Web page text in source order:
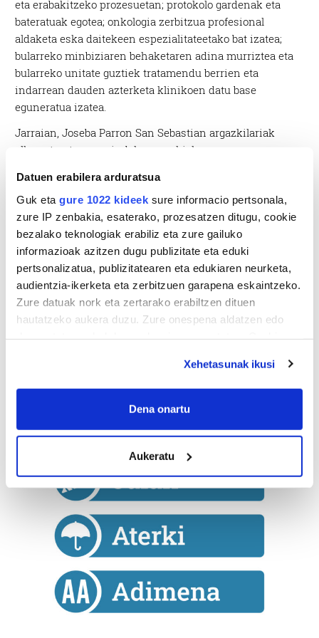
Datuen erabilera arduratsua
Guk eta gure 1022 kideek sure informacio pertsonala,
zure IP zenbakia, esaterako, prozesatzen ditugu, cookie
bezalako teknologiak erabiliz eta zure gailuko
informazioak azitzen dugu publizitate eta eduki
pertsonalizatua, publizitatearen eta edukiaren neurketa,
audientzia-ikerketa eta zerbitzuen garapena eskaintzeko.
Zure datuak nork eta zertarako erabiltzen dituen
hautatzeko aukera duzu. Zure onespena aldatzen edo
If you allow, we would also like to:
Collect information about your geographical
meters
Identify your device by actively scanning it for
specific characteristics (fingerprinting)
Find out more about how your personal data is processed
and set your preferences in thedetails section.
Guk eta gure bazkideek zure datu pertsonalak
teknologia erabiliz, cookieak adibidez, iragarki eta eduki
pertsonalizatuak eskaintzeko, iragarkiak eta edukia
neurtzeko, jendeari buruzko informazioa biltzeko eta
Xehetasunak ikusi
Dena onartu
Aukeratu
eta erabakitzeko prozesuetan; protokolo gardenak eta
bateratuak egotea; onkologia zerbitzua profesional
aldaketa eska daitekeen espezialitateetako bat izatea;
bularreko minbiziaren behaketaren adina murriztea eta
bularreko unitate guztiek tratamendu berrien eta
indarrean dauden azterketa klinikoen datu base
eguneratua izatea.
Jarraian, Joseba Parron San Sebastian argazkilariak
elkarretaratzean egindako argazkiak: